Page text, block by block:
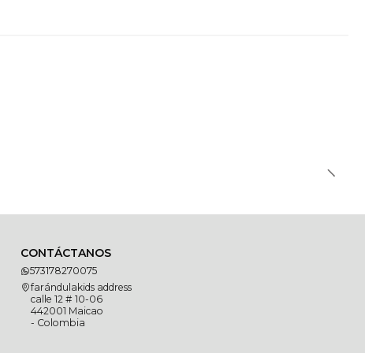
CONTÁCTANOS
573178270075
farándulakids address
calle 12 # 10-06
442001 Maicao
- Colombia